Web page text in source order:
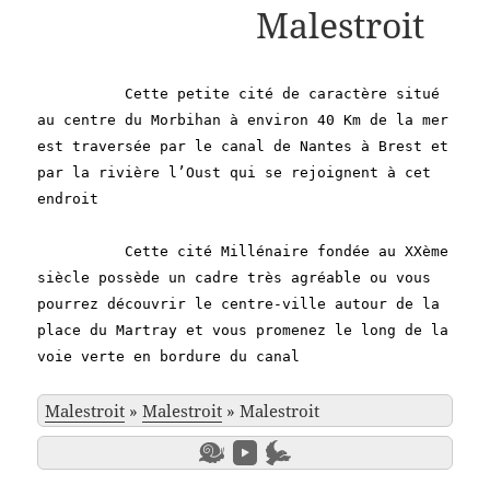
Malestroit
Cette petite cité de caractère situé
au centre du Morbihan à environ 40 Km de la mer
est traversée par le canal de Nantes à Brest et
par la rivière l’Oust qui se rejoignent à cet
endroit
Cette cité Millénaire fondée au XXème
siècle possède un cadre très agréable ou vous
pourrez découvrir le centre-ville autour de la
place du Martray et vous promenez le long de la
voie verte en bordure du canal
Malestroit »Malestroit »Malestroit